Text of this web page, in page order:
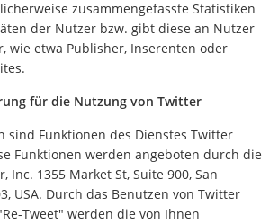
zusammengefasste Statistiken
der Nutzer bzw. gibt diese an Nutzer
wie etwa Publisher, Inserenten oder
für die Nutzung von Twitter
sind Funktionen des Dienstes Twitter
Funktionen werden angeboten durch die
Inc. 1355 Market St, Suite 900, San
USA. Durch das Benutzen von Twitter
Tweet" werden die von Ihnen